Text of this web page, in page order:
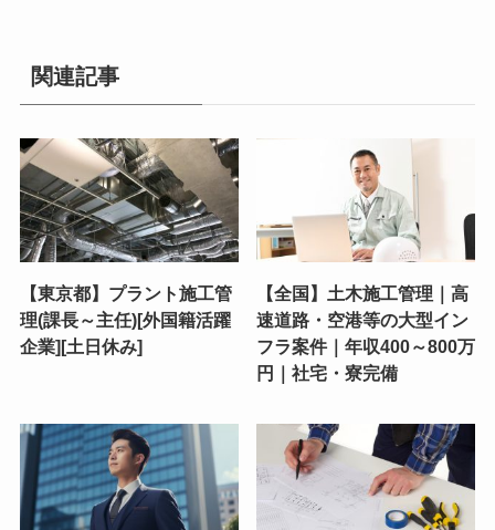
関連記事
【東京都】プラント施工管
理(課長～主任)[外国籍活躍
企業][土日休み]
【全国】土木施工管理｜高
速道路・空港等の大型イン
フラ案件｜年収400～800万
円｜社宅・寮完備